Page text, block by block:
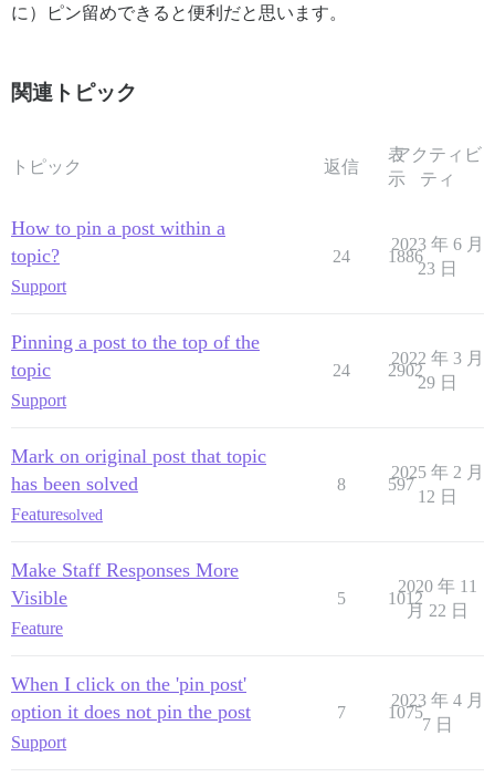
に）ピン留めできると便利だと思います。
関連トピック
トピック 返信
表
示
アクティビ
ティ
How to pin a post within a
topic?
Support
24 1886
2023 年 6 月
23 日
Pinning a post to the top of the
topic
Support
24 2902
2022 年 3 月
29 日
Mark on original post that topic
has been solved
Featuresolved
8 597
2025 年 2 月
12 日
Make Staff Responses More
Visible
Feature
5 1012
2020 年 11
月 22 日
When I click on the 'pin post'
option it does not pin the post
Support
7 1075
2023 年 4 月
7 日